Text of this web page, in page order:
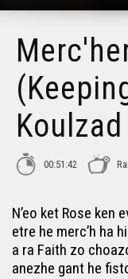
00:51:42
N’eo ket Rose
etre he merc’h ha
a ra Faith zo
anezhe gant he